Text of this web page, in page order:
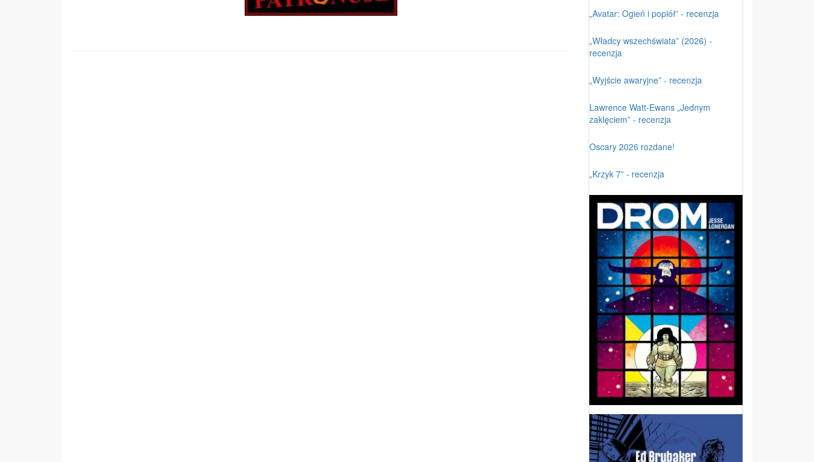
„Avatar: Ogień i popiół” - recenzja
„Władcy wszechświata” (2026) -
recenzja
„Wyjście awaryjne” - recenzja
Lawrence Watt-Ewans „Jednym
zaklęciem” - recenzja
Oscary 2026 rozdane!
„Krzyk 7” - recenzja